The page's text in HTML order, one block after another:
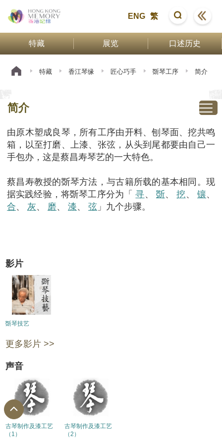
ENG 繁
特藏 展览 口述历史
特藏 香江琴缘 匠心巧手 斲琴工序 简介
简介
由原木塑成良琴，所有工序由开料、刨琴面、挖共鸣
箱，以至打磨、上漆、张弦，从头到尾都要由自己一
手包办，这是蔡昌寿琴艺的一大特色。
蔡昌寿教授的斲琴方法，与古籍所载的基本相同。现
据实践经验，将斲琴工序分为「寻、 斲、挖、 镶、
合、 灰、 磨、 漆、 弦 」九个步骤。
影片
斲琴技艺
更多影片 >>
声音
古琴制作及漆工艺
（1）
古琴制作及漆工艺
（2）